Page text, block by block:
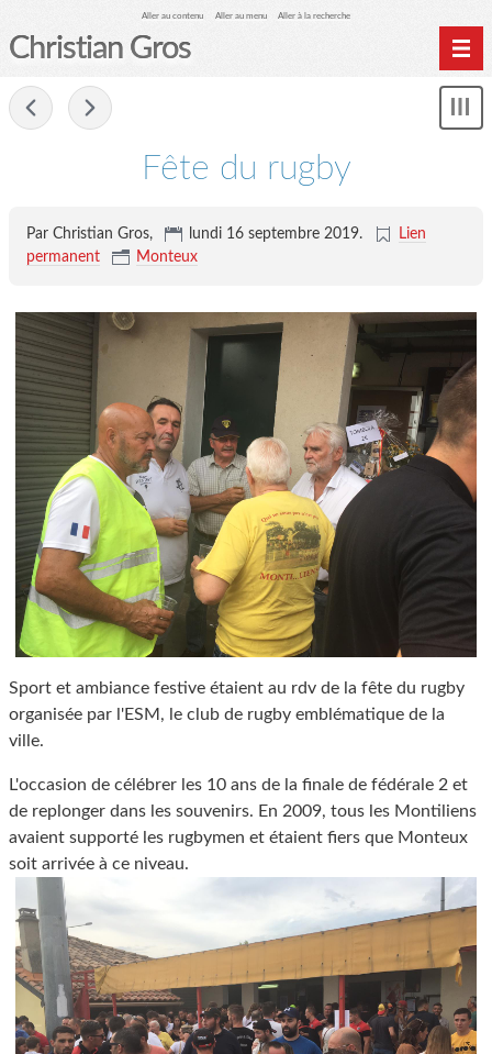
Aller au contenu Aller au menu Aller à la recherche
Christian Gros
Fête du rugby
Par Christian Gros, lundi 16 septembre 2019.
Lien
permanent
Monteux
Sport et ambiance festive étaient au rdv de la fête du rugby
organisée par l'ESM, le club de rugby emblématique de la
ville.
L'occasion de célébrer les 10 ans de la finale de fédérale 2 et
de replonger dans les souvenirs. En 2009, tous les Montiliens
avaient supporté les rugbymen et étaient fiers que Monteux
soit arrivée à ce niveau.